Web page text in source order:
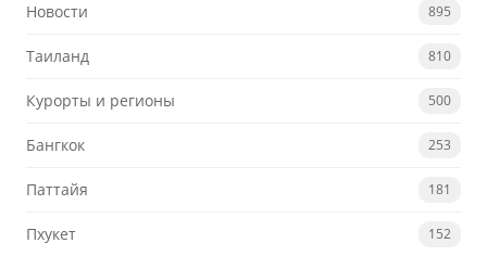
Новости 895
Таиланд 810
Курорты и регионы 500
Бангкок 253
Паттайя 181
Пхукет 152